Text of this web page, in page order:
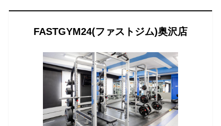
FASTGYM24(ファストジム)奥沢店